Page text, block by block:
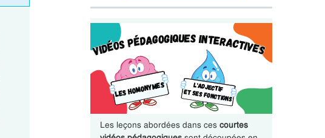
Les leçons abordées dans ces courtes